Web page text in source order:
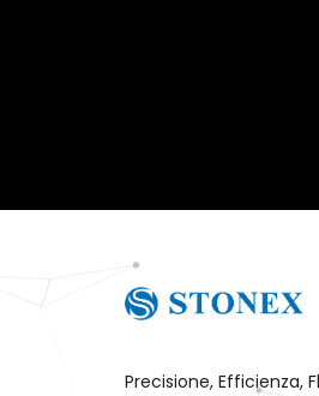
Precisione, Efficienza,